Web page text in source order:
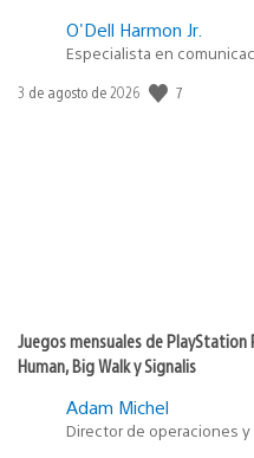
O'Dell Harmon Jr.
Especialista en
Fecha
3 de agosto de 2026 7
Juegos mensuales de
Human, Big Walk y Signalis
Adam Michel
Director de operaciones